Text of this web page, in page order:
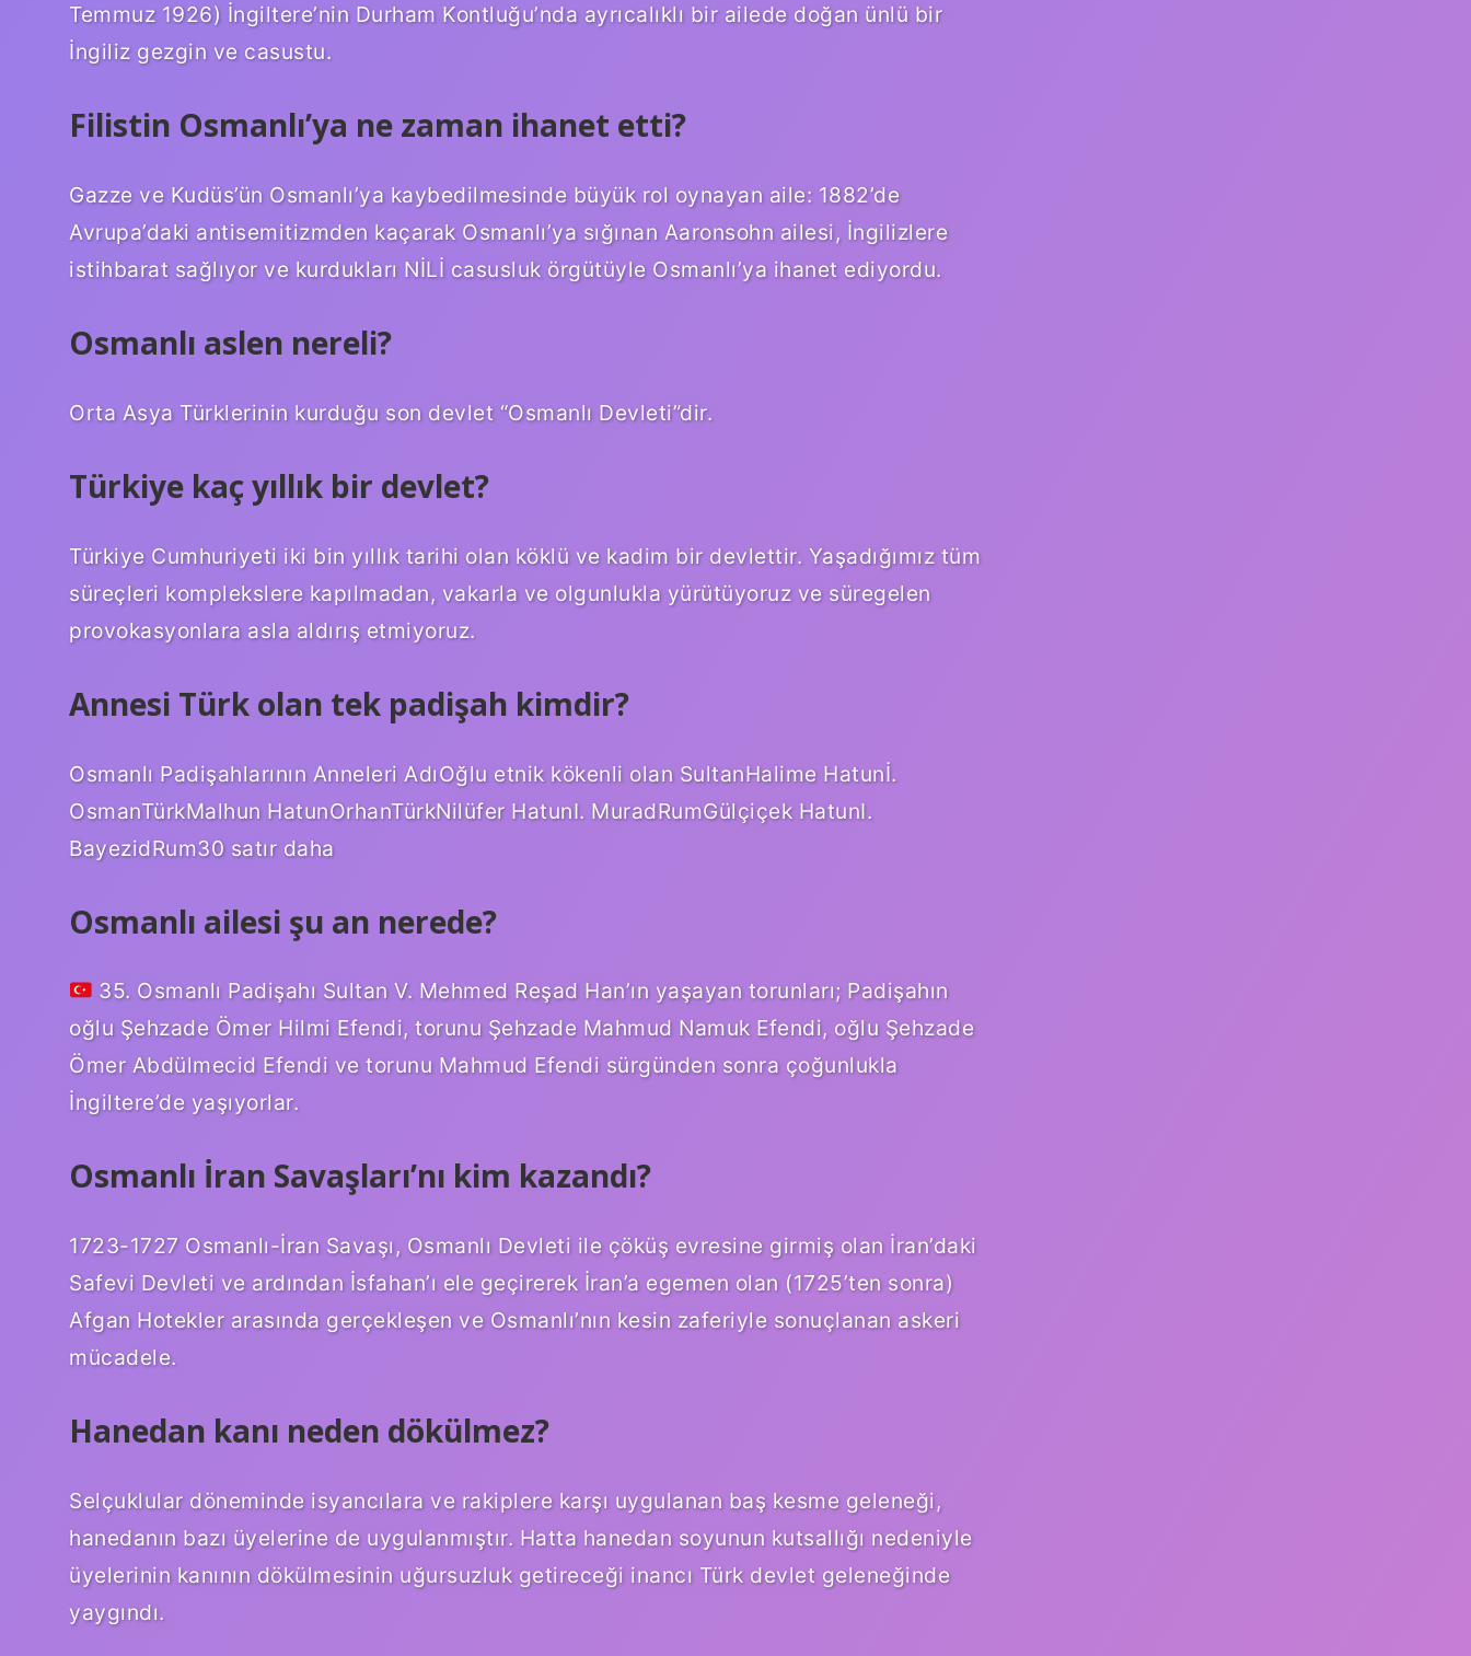
Temmuz 1926) İngiltere’nin Durham Kontluğu’nda ayrıcalıklı bir ailede doğan ünlü bir
İngiliz gezgin ve casustu.
Filistin Osmanlı’ya ne zaman ihanet etti?
Gazze ve Kudüs’ün Osmanlı’ya kaybedilmesinde büyük rol oynayan aile: 1882’de
Avrupa’daki antisemitizmden kaçarak Osmanlı’ya sığınan Aaronsohn ailesi, İngilizlere
istihbarat sağlıyor ve kurdukları NİLİ casusluk örgütüyle Osmanlı’ya ihanet ediyordu.
Osmanlı aslen nereli?
Orta Asya Türklerinin kurduğu son devlet “Osmanlı Devleti”dir.
Türkiye kaç yıllık bir devlet?
Türkiye Cumhuriyeti iki bin yıllık tarihi olan köklü ve kadim bir devlettir. Yaşadığımız tüm
süreçleri komplekslere kapılmadan, vakarla ve olgunlukla yürütüyoruz ve süregelen
provokasyonlara asla aldırış etmiyoruz.
Annesi Türk olan tek padişah kimdir?
Osmanlı Padişahlarının Anneleri AdıOğlu etnik kökenli olan SultanHalime Hatunİ.
OsmanTürkMalhun HatunOrhanTürkNilüfer HatunI. MuradRumGülçiçek HatunI.
BayezidRum30 satır daha
Osmanlı ailesi şu an nerede?
35. Osmanlı Padişahı Sultan V. Mehmed Reşad Han’ın yaşayan torunları; Padişahın
oğlu Şehzade Ömer Hilmi Efendi, torunu Şehzade Mahmud Namuk Efendi, oğlu Şehzade
Ömer Abdülmecid Efendi ve torunu Mahmud Efendi sürgünden sonra çoğunlukla
İngiltere’de yaşıyorlar.
Osmanlı İran Savaşları’nı kim kazandı?
1723-1727 Osmanlı-İran Savaşı, Osmanlı Devleti ile çöküş evresine girmiş olan İran’daki
Safevi Devleti ve ardından İsfahan’ı ele geçirerek İran’a egemen olan (1725’ten sonra)
Afgan Hotekler arasında gerçekleşen ve Osmanlı’nın kesin zaferiyle sonuçlanan askeri
mücadele.
Hanedan kanı neden dökülmez?
Selçuklular döneminde isyancılara ve rakiplere karşı uygulanan baş kesme geleneği,
hanedanın bazı üyelerine de uygulanmıştır. Hatta hanedan soyunun kutsallığı nedeniyle
üyelerinin kanının dökülmesinin uğursuzluk getireceği inancı Türk devlet geleneğinde
yaygındı.